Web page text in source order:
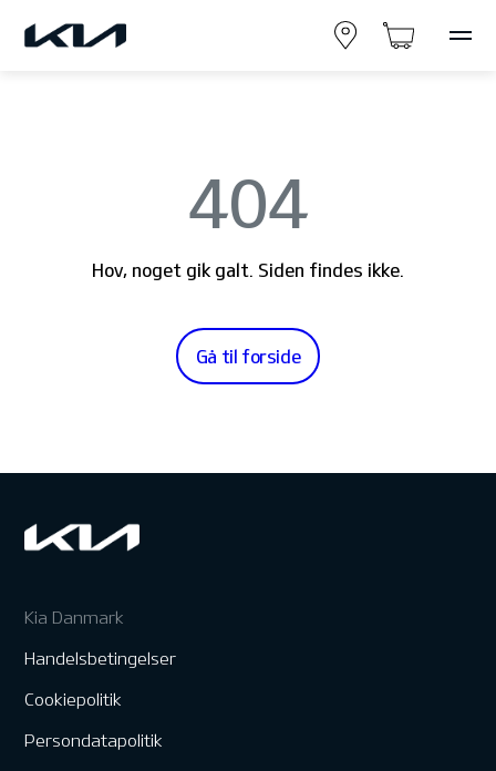
404
Hov, noget gik galt. Siden findes ikke.
Gå til forside
Kia Danmark
Handelsbetingelser
Cookiepolitik
Persondatapolitik